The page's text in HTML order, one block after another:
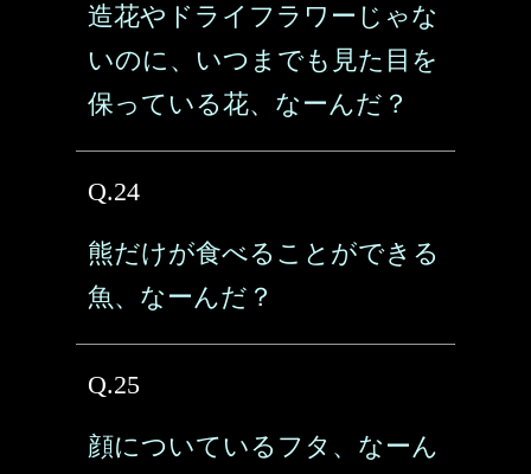
造花やドライフラワーじゃな
いのに、いつまでも見た目を
保っている花、なーんだ？
Q.24
熊だけが食べることができる
魚、なーんだ？
Q.25
顔についているフタ、なーん